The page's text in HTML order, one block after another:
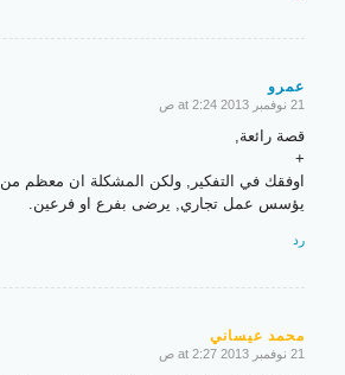
عمرو
says:
21 نوفمبر 2013 at 2:24 ص
قصة رائعة,
+
اوفقك في التفكير, ولكن المشكلة ان معظم من
يؤسس عمل تجاري, يرضى بفرع او فرعين.
رد
محمد عيساني
says:
21 نوفمبر 2013 at 2:27 ص